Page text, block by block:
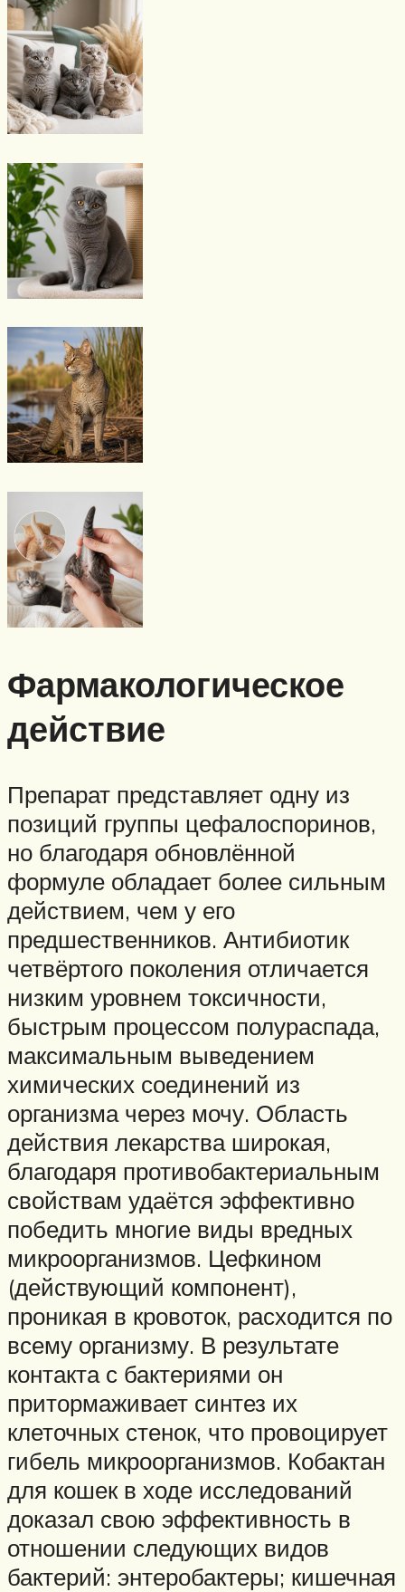
Фармакологическое
действие
Препарат представляет одну из
позиций группы цефалоспоринов,
но благодаря обновлённой
формуле обладает более сильным
действием, чем у его
предшественников. Антибиотик
четвёртого поколения отличается
низким уровнем токсичности,
быстрым процессом полураспада,
максимальным выведением
химических соединений из
организма через мочу. Область
действия лекарства широкая,
благодаря противобактериальным
свойствам удаётся эффективно
победить многие виды вредных
микроорганизмов. Цефкином
(действующий компонент),
проникая в кровоток, расходится по
всему организму. В результате
контакта с бактериями он
притормаживает синтез их
клеточных стенок, что провоцирует
гибель микроорганизмов. Кобактан
для кошек в ходе исследований
доказал свою эффективность в
отношении следующих видов
бактерий: энтеробактеры; кишечная